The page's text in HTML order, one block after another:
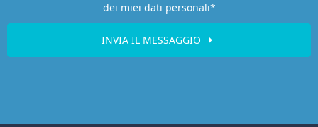
dei miei dati personali*
INVIA IL MESSAGGIO